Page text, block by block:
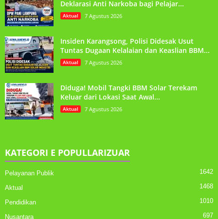
Deklarasi Anti Narkoba bagi Pelajar...
Aktual 7 Agustus 2026
Insiden Karangsong, Polisi Didesak Usut
Tuntas Dugaan Kelalaian dan Keaslian BBM...
Aktual 7 Agustus 2026
Diduga! Mobil Tangki BBM Solar Terekam
Keluar dari Lokasi Saat Awal...
Aktual 7 Agustus 2026
KATEGORI E POPULLARIZUAR
Pelayanan Publik 1642
Aktual 1468
Pendidikan 1010
Nusantara 697